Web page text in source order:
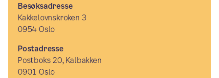
Besøksadresse
Kakkelovnskroken 3
0954 Oslo
Postadresse
Postboks 20, Kalbakken
0901 Oslo